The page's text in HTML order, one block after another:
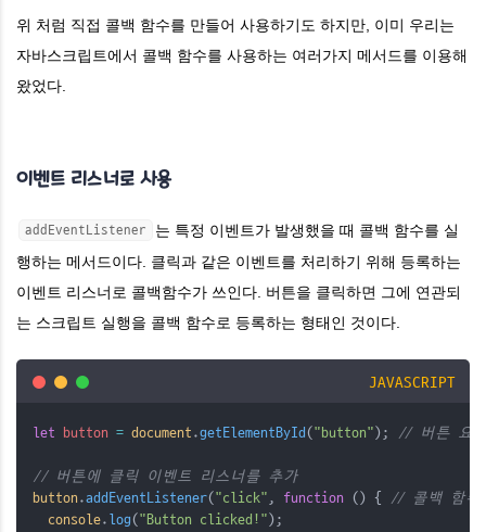
위 처럼 직접 콜백 함수를 만들어 사용하기도 하지만, 이미 우리는
자바스크립트에서 콜백 함수를 사용하는 여러가지 메서드를 이용해
왔었다.
​이벤트 리스너로 사용
addEventListener
는 특정 이벤트가 발생했을 때 콜백 함수를 실
행하는 메서드이다. 클릭과 같은 이벤트를 처리하기 위해 등록하는
이벤트 리스너로 콜백함수가 쓰인다. 버튼을 클릭하면 그에 연관되
는 스크립트 실행을 콜백 함수로 등록하는 형태인 것이다.
JAVASCRIPT
let button = document .getElementById( "button" ); // 버튼 요
// 버튼에 클릭 이벤트 리스너를 추가
button.addEventListener( "click" , function () {
// 콜백 함수
console. log( "Button clicked!" );